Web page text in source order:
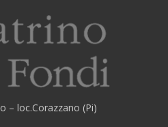
– loc.Corazzano (Pi)